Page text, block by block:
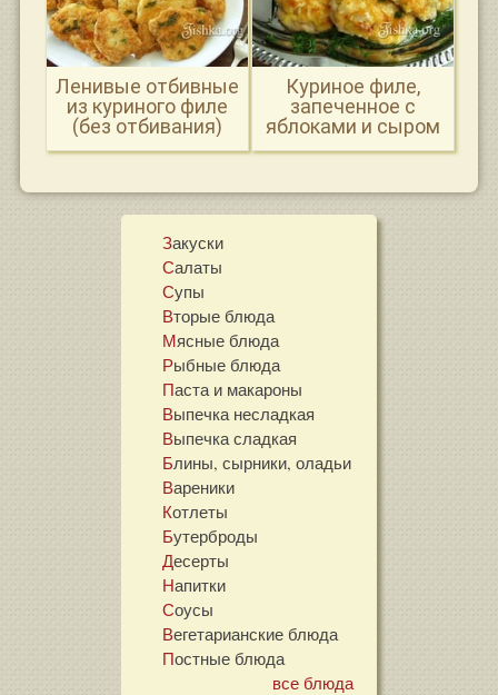
Ленивые отбивные
из куриного филе
(без отбивания)
Куриное филе,
запеченное с
яблоками и сыром
Закуски
Салаты
Супы
Вторые блюда
Мясные блюда
Рыбные блюда
Паста и макароны
Выпечка несладкая
Выпечка сладкая
Блины, сырники, оладьи
Вареники
Котлеты
Бутерброды
Десерты
Напитки
Соусы
Вегетарианские блюда
Постные блюда
все блюда